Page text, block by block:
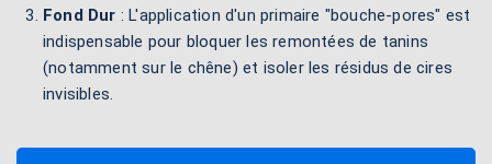
Fond Dur : L'application d'un primaire "bouche-pores" est
indispensable pour bloquer les remontées de tanins
(notamment sur le chêne) et isoler les résidus de cires
invisibles.